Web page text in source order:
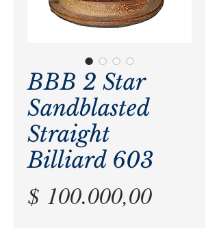
BBB 2 Star
Sandblasted
Straight
Billiard 603
$ 100.000,00Precio